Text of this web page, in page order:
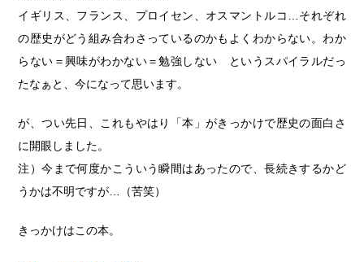
イギリス、フランス、プロイセン、オスマントルコ…それぞれ
の歴史がどう組み合わさっているのかもよくわからない。わか
らない＝興味がわかない＝勉強しない というスパイラルだっ
たなぁと、今になって思います。
が、つい先日、これもやはり「本」がきっかけで歴史の面白さ
に開眼しました。
注）今まで何度かこういう瞬間はあったので、長続きするかど
うかは不明ですが…（苦笑）
きっかけはこの本。